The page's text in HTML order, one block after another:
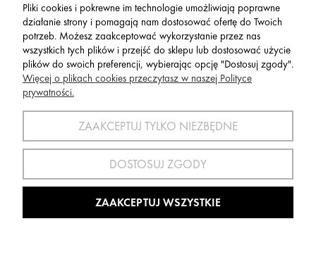
Zwroty,Reklamacje Wymiany
SPORT 2002 ||
dolnośląskie, NIP: 611-24-66-379 || E-
sport2002@onet.eutel:(75) 777 76 36
Wszelkie Prawa Zastrzeżone © 2022 Sport2002.pl
Wdrożenie:Agencja InteraktywnaDesignOrka|Sklep Shoper.pl
Pliki cookies i pokrewne im technologie umożliwiają poprawne
działanie strony i pomagają nam dostosować ofertę do Twoich
potrzeb. Możesz zaakceptować wykorzystanie przez nas
wszystkich tych plików i przejść do sklepu lub dostosować użycie
plików do swoich preferencji, wybierając opcję "Dostosuj zgody".
Więcej o plikach cookies przeczytasz w naszej Polityce
prywatności.
ZAAKCEPTUJ TYLKO NIEZBĘDNE
DOSTOSUJ ZGODY
ZAAKCEPTUJ WSZYSTKIE